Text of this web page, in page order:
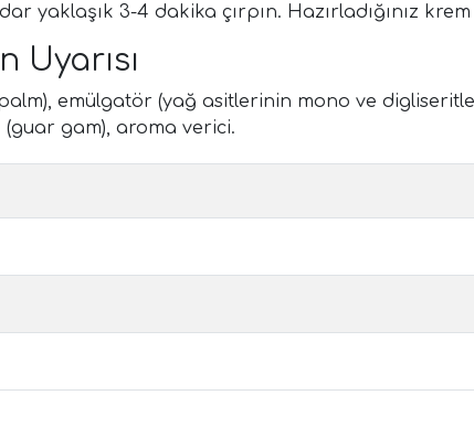
yaklaşık 3-4 dakika çırpın. Hazırladığınız
Uyarısı
emülgatör (yağ asitlerinin mono ve
(guar gam), aroma verici.